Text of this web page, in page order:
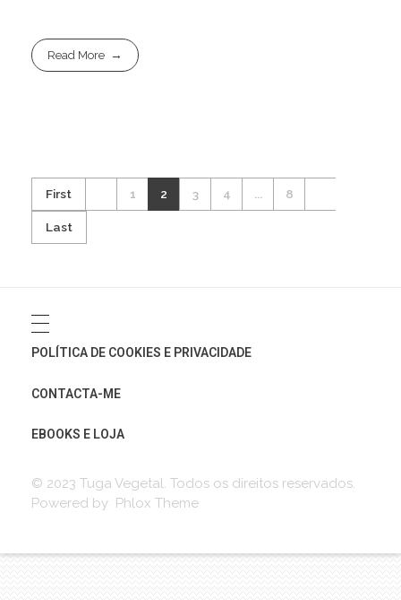
Read More
First 1 2 3 4 8
Last
POLÍTICA DE COOKIES E PRIVACIDADE
CONTACTA-ME
EBOOKS E LOJA
© 2023 Tuga Vegetal. Todos os direitos reservados.
Powered by Phlox Theme